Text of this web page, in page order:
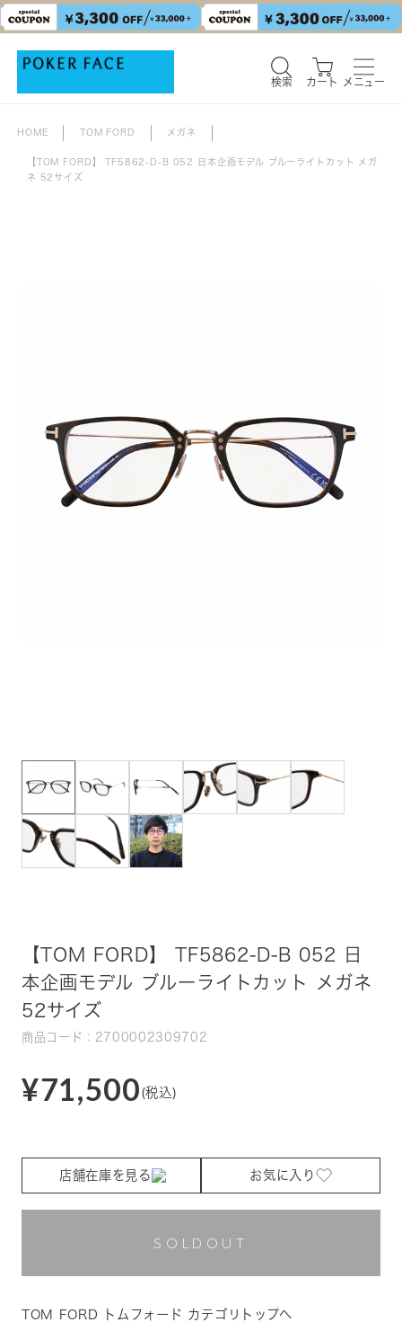
検索 カート メニュー
HOME TOM FORD メガネ
【TOM FORD】 TF5862-D-B 052 日本企画モデル ブルーライトカット メガ
ネ 52サイズ
【TOM FORD】 TF5862-D-B 052 日
本企画モデル ブルーライトカット メガネ
52サイズ
商品コード：2700002309702
¥71,500 (税込)
店舗在庫を見る お気に入り
SOLDOUT
TOM FORD トムフォード カテゴリトップへ